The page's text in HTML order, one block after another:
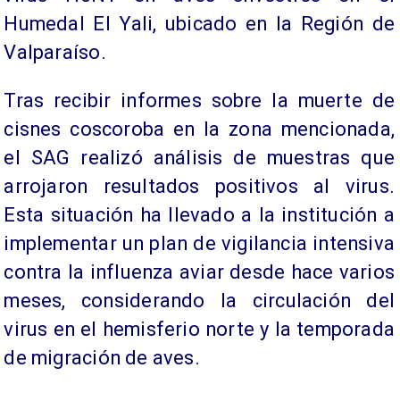
Humedal El Yali, ubicado en la Región de
Valparaíso.
Tras recibir informes sobre la muerte de
cisnes coscoroba en la zona mencionada,
el SAG realizó análisis de muestras que
arrojaron resultados positivos al virus.
Esta situación ha llevado a la institución a
implementar un plan de vigilancia intensiva
contra la influenza aviar desde hace varios
meses, considerando la circulación del
virus en el hemisferio norte y la temporada
de migración de aves.